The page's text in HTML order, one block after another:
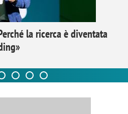
la ricerca è diventata